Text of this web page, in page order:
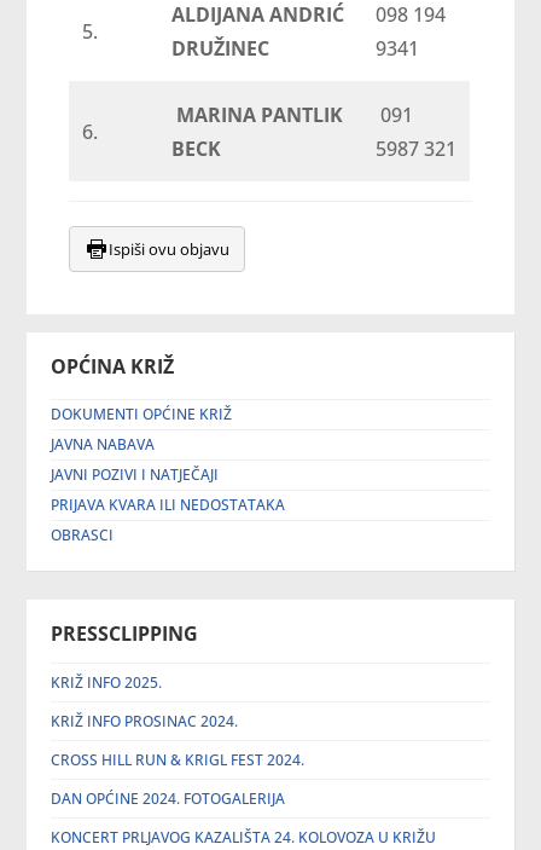
OPĆINA KRIŽ
DOKUMENTI OPĆINE KRIŽ
JAVNA NABAVA
JAVNI POZIVI I NATJEČAJI
PRIJAVA KVARA ILI NEDOSTATAKA
OBRASCI
PRESSCLIPPING
KRIŽ INFO 2025.
KRIŽ INFO PROSINAC 2024.
CROSS HILL RUN & KRIGL FEST 2024.
DAN OPĆINE 2024. FOTOGALERIJA
KONCERT PRLJAVOG KAZALIŠTA 24. KOLOVOZA U KRIŽU
5.
ALDIJANA ANDRIĆ
DRUŽINEC
098 194
9341
6.
MARINA PANTLIK
BECK
091
5987 321
Ispiši ovu objavu